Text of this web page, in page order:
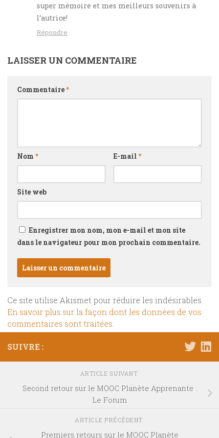
super mémoire et mes meilleurs souvenirs à
l’autrice!
Répondre
LAISSER UN COMMENTAIRE
Commentaire*
Nom * E-mail *
Site web
Enregistrer mon nom, mon e-mail et mon site
dans le navigateur pour mon prochain commentaire.
Ce site utilise Akismet pour réduire les indésirables.
En savoir plus sur la façon dont les données de vos
commentaires sont traitées
SUIVRE :
ARTICLE SUIVANT
Second retour sur le MOOC Planète Apprenante :
Le Forum
ARTICLE PRÉCÉDENT
Premiers retours sur le MOOC Planète